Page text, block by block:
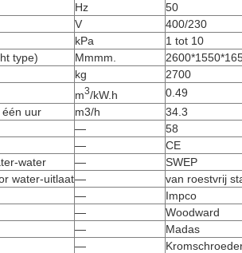
Hz
50
V
400/230
kPa
1 tot 10
type)
Mmmm.
kg
2700
m3/kW.h
0.49
één uur
m3/h
34.3
—
58
—
CE
water
—
SWEP
water-uitlaat—
van roestvrij
—
Impco
—
Woodward
—
Madas
—